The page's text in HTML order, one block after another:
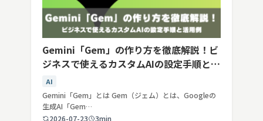
Gemini「Gem」の作り方を徹底解説！ビ
ジネスで使えるカスタムAIの設定手順と活
用例
AI
Gemini「Gem」とは Gem（ジェム）とは、Googleの
生成AI「Gem…
2026-07-23
3min